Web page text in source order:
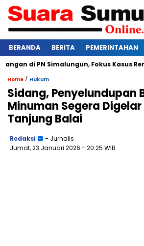
BERANDA BERITA PEMERINTAHAN
di PN Simalungun, Fokus Kasus Rentan
Home / Hukum
Sidang, Penyelundupan
Minuman Segera Digelar
Tanjung Balai
Redaksi
- Jurnalis
Jumat, 23 Januari 2026 - 20:25 WIB